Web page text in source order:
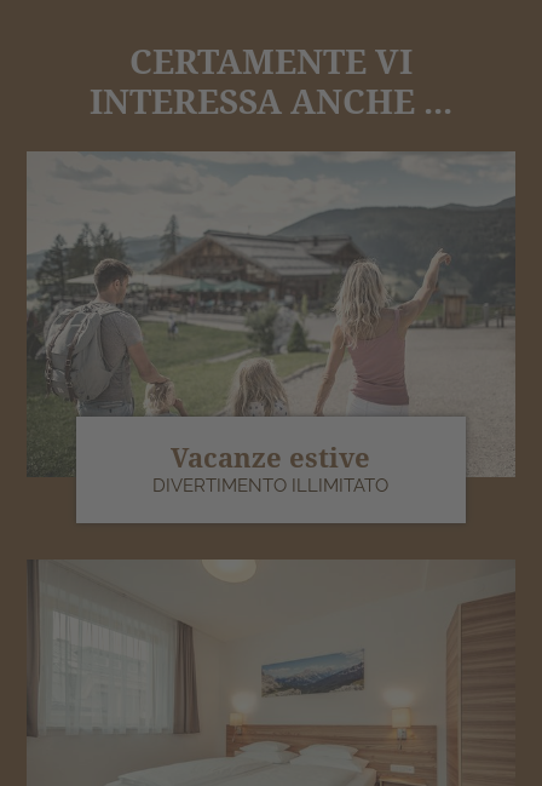
CERTAMENTE VI
INTERESSA ANCHE ...
Vacanze estive
DIVERTIMENTO ILLIMITATO